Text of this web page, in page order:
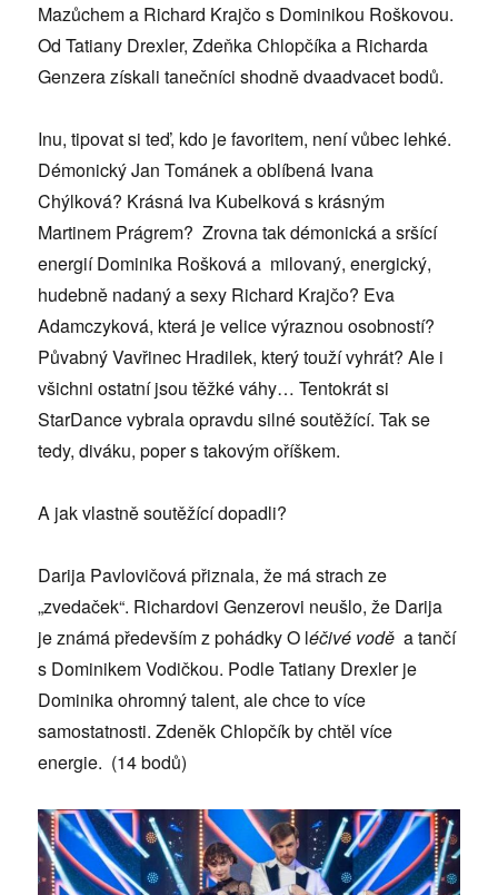
Mazůchem a Richard Krajčo s Dominikou Roškovou.
Od Tatiany Drexler, Zdeňka Chlopčíka a Richarda
Genzera získali tanečníci shodně dvaadvacet bodů.
Inu, tipovat si teď, kdo je favoritem, není vůbec lehké.
Démonický Jan Tománek a oblíbená Ivana
Chýlková? Krásná Iva Kubelková s krásným
Martinem Prágrem? Zrovna tak démonická a sršící
energií Dominika Rošková a milovaný, energický,
hudebně nadaný a sexy Richard Krajčo? Eva
Adamczyková, která je velice výraznou osobností?
Půvabný Vavřinec Hradilek, který touží vyhrát? Ale i
všichni ostatní jsou těžké váhy… Tentokrát si
StarDance vybrala opravdu silné soutěžící. Tak se
tedy, diváku, poper s takovým oříškem.
A jak vlastně soutěžící dopadli?
Darija Pavlovičová přiznala, že má strach ze
„zvedaček“. Richardovi Genzerovi neušlo, že Darija
je známá především z pohádky O léčivé vodě a tančí
s Dominikem Vodičkou. Podle Tatiany Drexler je
Dominika ohromný talent, ale chce to více
samostatnosti. Zdeněk Chlopčík by chtěl více
energie. (14 bodů)